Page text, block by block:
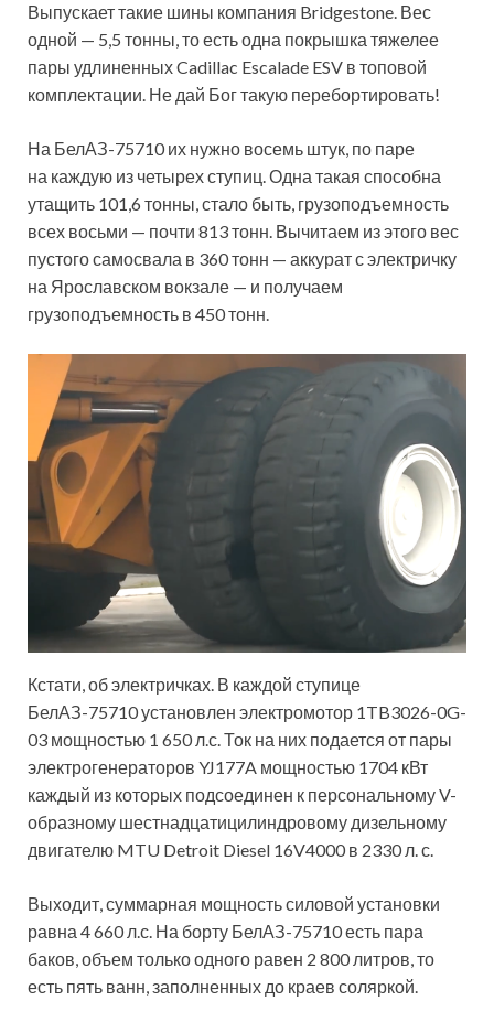
Выпускает такие шины компания Bridgestone. Вес
одной — 5,5 тонны, то есть одна покрышка тяжелее
пары удлиненных Cadillac Escalade ESV в топовой
комплектации. Не дай Бог такую перебортировать!
На БелАЗ-75710 их нужно восемь штук, по паре
на каждую из четырех ступиц. Одна такая способна
утащить 101,6 тонны, стало быть, грузоподъемность
всех восьми — почти 813 тонн. Вычитаем из этого вес
пустого самосвала в 360 тонн — аккурат с электричку
на Ярославском вокзале — и получаем
грузоподъемность в 450 тонн.
Кстати, об электричках. В каждой ступице
БелАЗ-75710 установлен электромотор 1TB3026-0G-
03 мощностью 1 650 л.с. Ток на них подается от пары
электрогенераторов YJ177A мощностью 1704 кВт
каждый из которых подсоединен к персональному V-
образному шестнадцатицилиндровому дизельному
двигателю MTU Detroit Diesel 16V4000 в 2330 л. с.
Выходит, суммарная мощность силовой установки
равна 4 660 л.с. На борту БелАЗ-75710 есть пара
баков, объем только одного равен 2 800 литров, то
есть пять ванн, заполненных до краев соляркой.